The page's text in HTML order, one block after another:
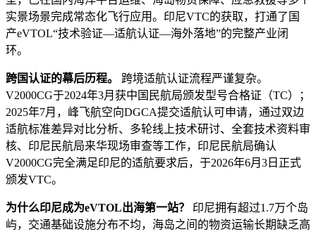
实景场景完成常态化飞行应用。印尼VTC的获取，打通了国
产eVTOL“技术验证—适航认证—海外落地”的完整产业闭
环。
跨国认证的幕后历程。
跨境适航认证流程严谨复杂。
V2000CG于2024年3月获中国民航局颁发型号合格证（TC）；
2025年7月，峰飞航空向DGCA提交适航认可申请，通过双边
适航标准差异对比分析、多轮线上技术研讨、全套技术资料审
核、印尼民航局来华现场审查等工作，印尼民航局确认
V2000CG完全满足印尼的适航要求后，于2026年6月3日正式
颁发VTC。
为什么印尼成为eVTOL出海第一站？
印尼拥有超过1.7万个岛
屿，交通基础设施分布不均，海岛之间的物资运输长期缺乏高